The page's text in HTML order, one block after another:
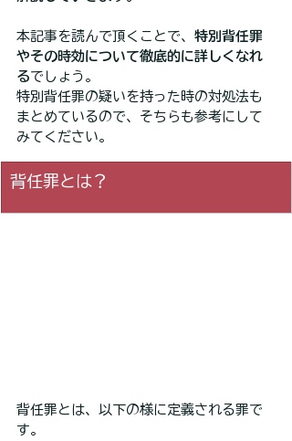
本記事を読んで頂くことで、 特別背任罪
やその時効について徹底的に詳しくなれ
るでしょう。
特別背任罪の疑いを持った時の対処法も
まとめているので、そちらも参考にして
みてください。
背任罪とは？
背任罪とは、以下の様に定義される罪で
す。